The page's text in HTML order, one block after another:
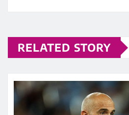
RELATED STORY